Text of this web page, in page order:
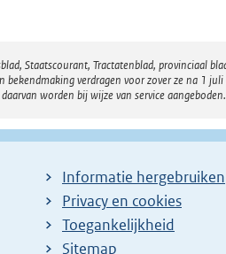
Staatscourant, Tractatenblad, provinciaal
bekendmaking verdragen voor zover ze na 1
worden bij wijze van service aangeboden.
Informatie hergebruiken
Privacy en cookies
Toegankelijkheid
Sitemap